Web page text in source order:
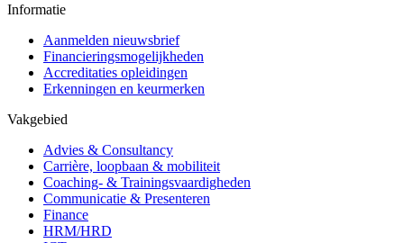
Informatie
Aanmelden nieuwsbrief
Financieringsmogelijkheden
Accreditaties opleidingen
Erkenningen en keurmerken
Vakgebied
Advies & Consultancy
Carrière, loopbaan & mobiliteit
Coaching- & Trainingsvaardigheden
Communicatie & Presenteren
Finance
HRM/HRD